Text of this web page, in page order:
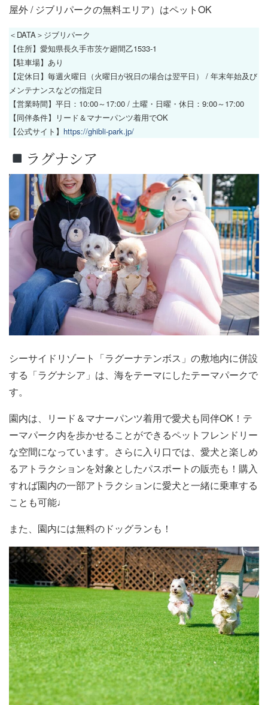
屋外 / ジブリパークの無料エリア）はペットOK
＜DATA＞ジブリパーク
【住所】愛知県長久手市茨ケ廻間乙1533-1
【駐車場】あり
【定休日】毎週火曜日（火曜日が祝日の場合は翌平日） / 年末年始及び
メンテナンスなどの指定日
【営業時間】平日：10:00～17:00 / 土曜・日曜・休日：9:00～17:00
【同伴条件】リード＆マナーパンツ着用でOK
【公式サイト】 https://ghibli-park.jp/
ラグナシア
シーサイドリゾート「ラグーナテンボス」の敷地内に併設
する「ラグナシア」は、海をテーマにしたテーマパークで
す。
園内は、リード＆マナーパンツ着用で愛犬も同伴OK！テ
ーマパーク内を歩かせることができるペットフレンドリー
な空間になっています。さらに入り口では、愛犬と楽しめ
るアトラクションを対象としたパスポートの販売も！購入
すれば園内の一部アトラクションに愛犬と一緒に乗車する
ことも可能♩
また、園内には無料のドッグランも！